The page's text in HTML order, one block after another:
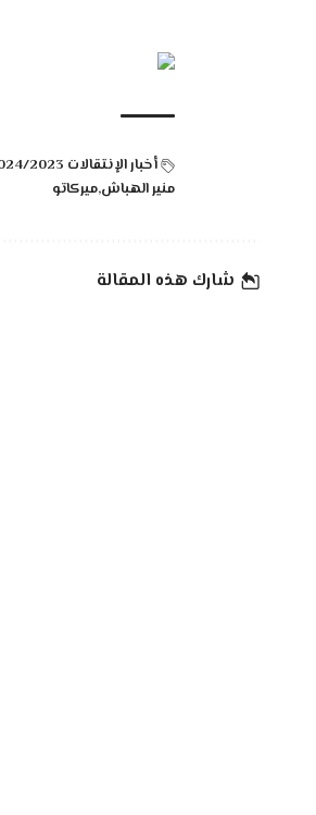
أخبار الإنتقالات 2024/2023
منير الهباش ميركاتو
شارك هذه المقالة